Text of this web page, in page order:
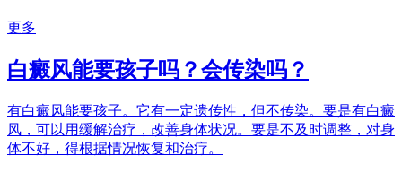
更多
白癜风能要孩子吗？会传染吗？
有白癜风能要孩子。它有一定遗传性，但不传染。要是有白癜
风，可以用缓解治疗，改善身体状况。要是不及时调整，对身
体不好，得根据情况恢复和治疗。